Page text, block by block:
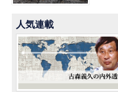
人気連載